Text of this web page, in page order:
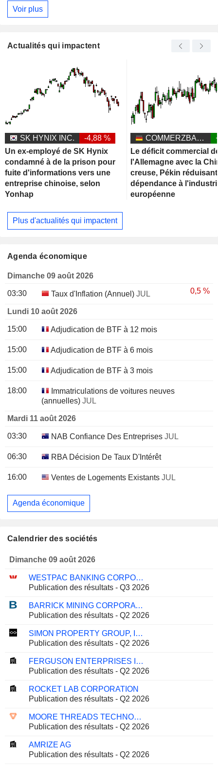
Voir plus
Actualités qui impactent
SK HYNIX INC.
-4,88 %
Un ex-employé de SK Hynix
condamné à de la prison pour
fuite d'informations vers une
entreprise chinoise, selon
Yonhap
COMMERZBANK AG
Le déficit commercial
l'Allemagne avec la
creuse, Pékin
dépendance à
européenne
Plus d'actualités qui impactent
Agenda économique
Dimanche 09 août 2026
03:30 Taux d'Inflation (Annuel) JUL 0,5 %
Lundi 10 août 2026
15:00 Adjudication de BTF à 12 mois
15:00 Adjudication de BTF à 6 mois
15:00 Adjudication de BTF à 3 mois
18:00
Immatriculations de voitures neuves
(annuelles) JUL
Mardi 11 août 2026
03:30 NAB Confiance Des Entreprises JUL
06:30 RBA Décision De Taux D'Intérêt
16:00 Ventes de Logements Existants JUL
Agenda économique
Calendrier des sociétés
Dimanche 09 août 2026
WESTPAC BANKING CORPORATION
Publication des résultats - Q3 2026
BARRICK MINING CORPORATION
Publication des résultats - Q2 2026
SIMON PROPERTY GROUP, INC.
Publication des résultats - Q2 2026
FERGUSON ENTERPRISES INC.
Publication des résultats - Q2 2026
ROCKET LAB CORPORATION
Publication des résultats - Q2 2026
MOORE THREADS TECHNOLOGY CO., LTD.
Publication des résultats - Q2 2026
AMRIZE AG
Publication des résultats - Q2 2026